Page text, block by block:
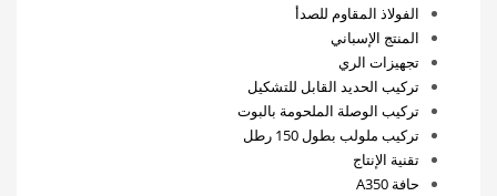
الفولاذ المقاوم للصدأ
المنتج الإسباني
تجهيزات الري
تركيب الحديد القابل للتشكيل
تركيب الوصلة الملحومة بالبوت
تركيب ملولب بطول 150 رطل
تقنية الإنتاج
حافة A350